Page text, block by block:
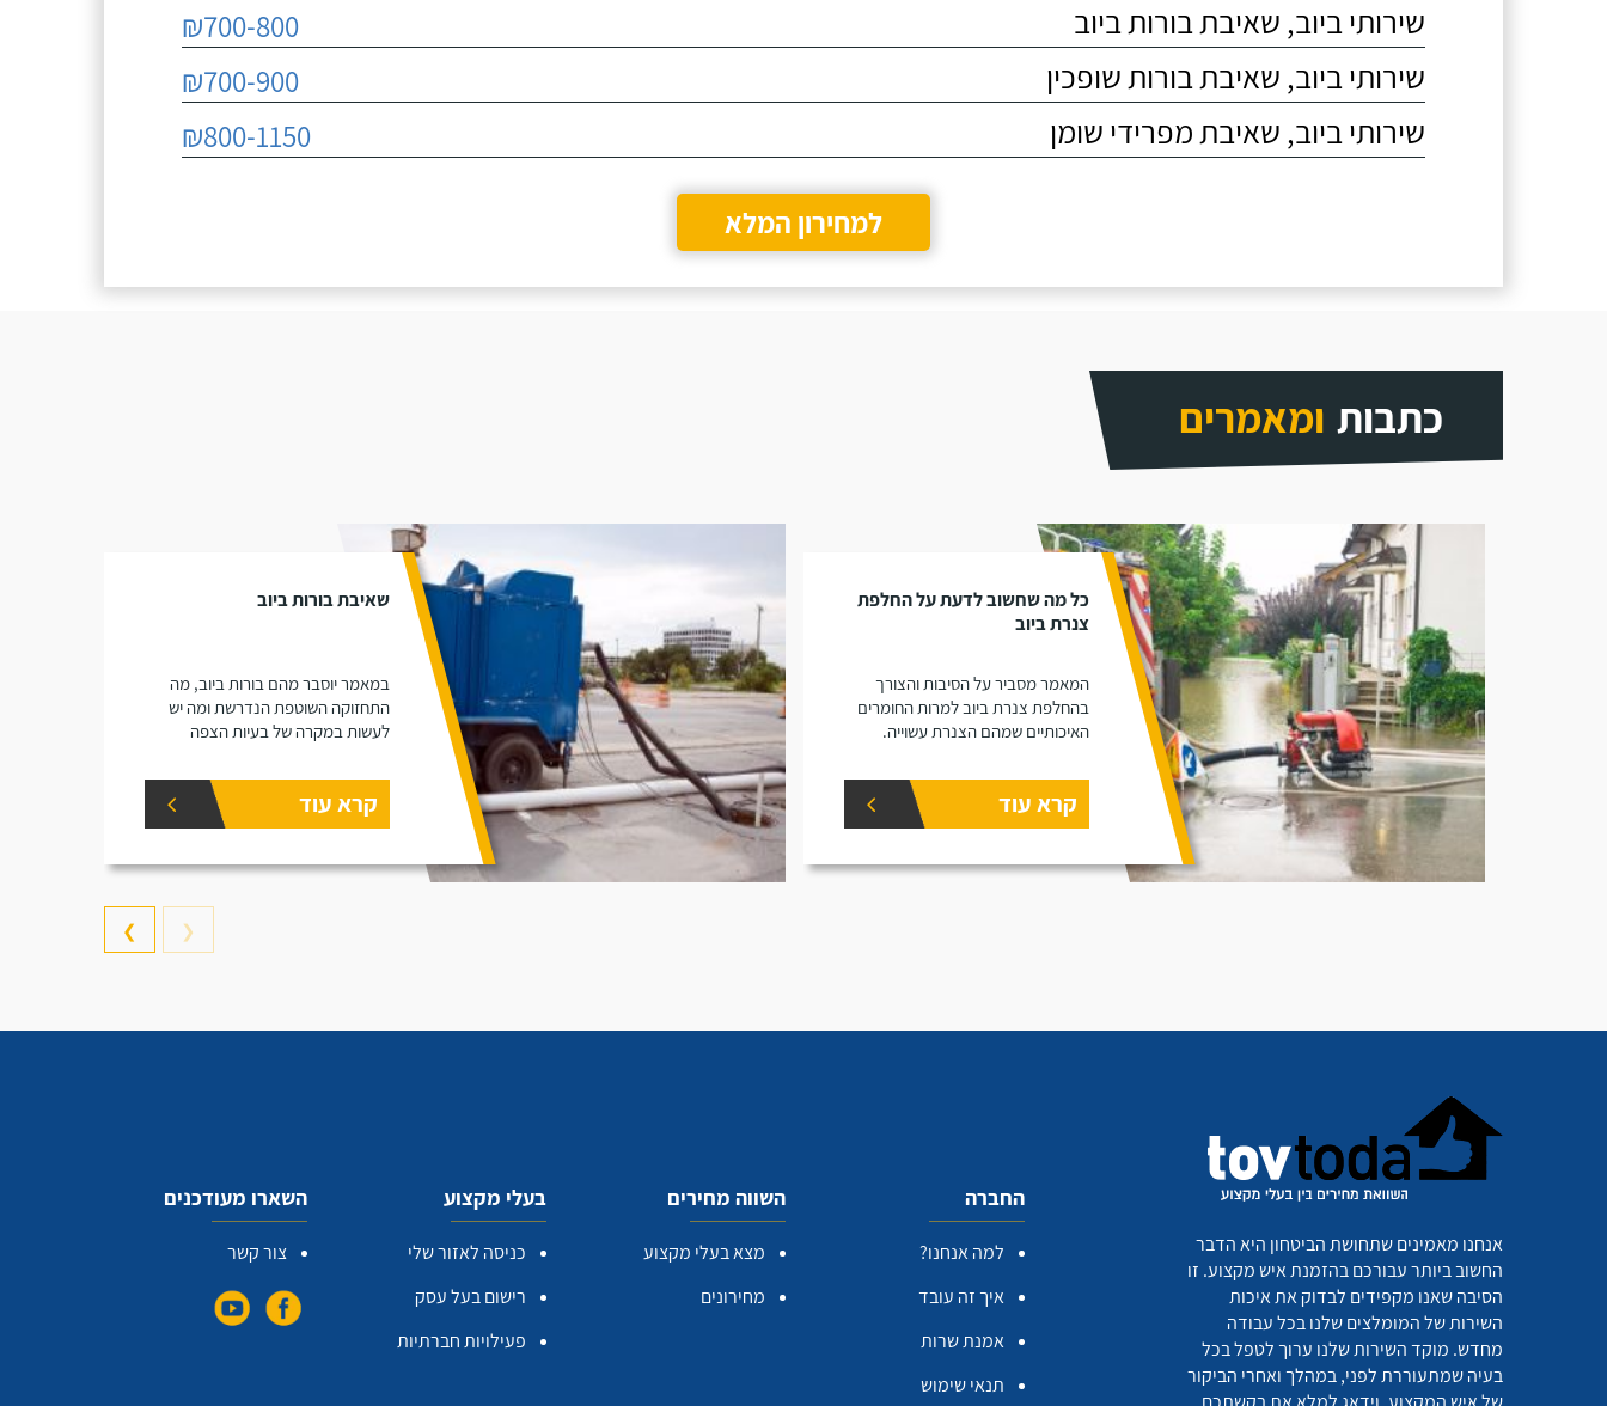
שירותי ביוב, שאיבת בורות ביוב ₪700-800
שירותי ביוב, שאיבת בורות שופכין ₪700-900
שירותי ביוב, שאיבת מפרידי שומן ₪800-1150
למחירון המלא
כתבות ומאמרים
כל מה שחשוב לדעת על החלפת
צנרת ביוב
המאמר מסביר על הסיבות והצורך
בהחלפת צנרת ביוב למרות החומרים
האיכותיים שמהם הצנרת עשוייה.
קרא עוד
שאיבת בורות ביוב
במאמר יוסבר מהם בורות ביוב, מה
התחזוקה השוטפת הנדרשת ומה יש
לעשות במקרה של בעיות הצפה
קרא עוד
❮
❯
אנחנו מאמינים שתחושת הביטחון היא הדבר
החשוב ביותר עבורכם בהזמנת איש מקצוע. זו
הסיבה שאנו מקפידים לבדוק את איכות
השירות של המומלצים שלנו בכל עבודה
מחדש. מוקד השירות שלנו ערוך לטפל בכל
בעיה שמתעוררת לפני, במהלך ואחרי הביקור
החברה
למה אנחנו?
איך זה עובד
אמנת שרות
תנאי שימוש
השווה מחירים
מצא בעלי מקצוע
מחירונים
בעלי מקצוע
כניסה לאזור שלי
רישום בעל עסק
פעילויות חברתיות
השארו מעודכנים
צור קשר